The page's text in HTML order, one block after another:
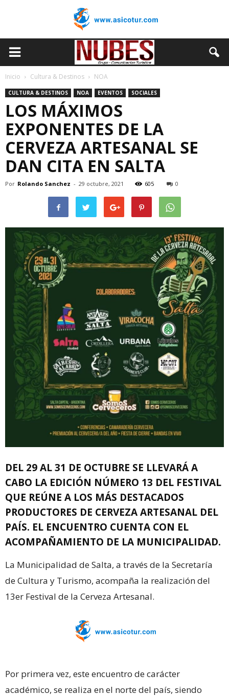
Inicio Cultura & Destinos NOA
CULTURA & DESTINOS NOA EVENTOS SOCIALES
LOS MÁXIMOS
EXPONENTES DE LA
CERVEZA ARTESANAL SE
DAN CITA EN SALTA
Por Rolando Sanchez - 29 octubre, 2021 605 0
DEL 29 AL 31 DE OCTUBRE SE LLEVARÁ A
CABO LA EDICIÓN NÚMERO 13 DEL FESTIVAL
QUE REÚNE A LOS MÁS DESTACADOS
PRODUCTORES DE CERVEZA ARTESANAL DEL
PAÍS. EL ENCUENTRO CUENTA CON EL
ACOMPAÑAMIENTO DE LA MUNICIPALIDAD.
La Municipalidad de Salta, a través de la Secretaría
de Cultura y Turismo, acompaña la realización del
13er Festival de la Cerveza Artesanal.
Por primera vez, este encuentro de carácter
académico, se realiza en el norte del país, siendo